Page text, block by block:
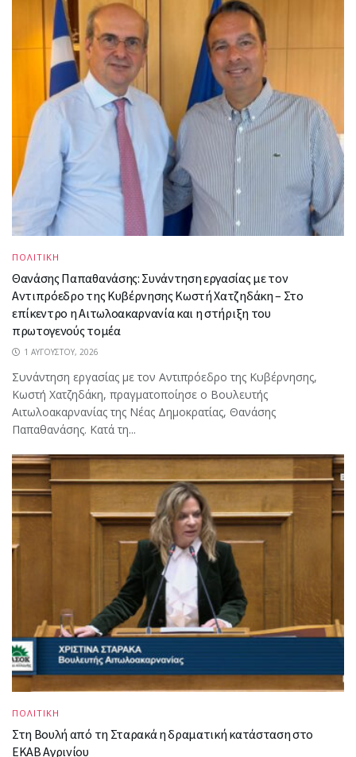
ΠΟΛΙΤΙΚΗ
Θανάσης Παπαθανάσης: Συνάντηση εργασίας με τον
Αντιπρόεδρο της Κυβέρνησης Κωστή Χατζηδάκη – Στο
επίκεντρο η Αιτωλοακαρνανία και η στήριξη του
πρωτογενούς τομέα
1 ΑΥΓΟΎΣΤΟΥ, 2026
Συνάντηση εργασίας με τον Αντιπρόεδρο της Κυβέρνησης,
Κωστή Χατζηδάκη, πραγματοποίησε ο Βουλευτής
Αιτωλοακαρνανίας της Νέας Δημοκρατίας, Θανάσης
Παπαθανάσης. Κατά τη...
ΠΟΛΙΤΙΚΗ
Στη Βουλή από τη Σταρακά η δραματική κατάσταση στο
ΕΚΑΒ Αγρινίου